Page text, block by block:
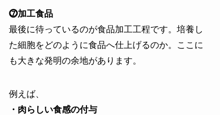
⓻加工食品
最後に待っているのが食品加工工程です。培養し
た細胞をどのように食品へ仕上げるのか。ここに
も大きな発明の余地があります。
例えば、
・肉らしい食感の付与